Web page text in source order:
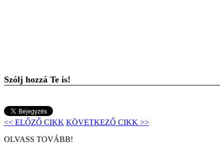
Szólj hozzá Te is!
<< ELŐZŐ CIKK KÖVETKEZŐ CIKK >>
OLVASS TOVÁBB!